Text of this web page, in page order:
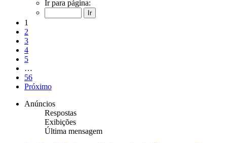
Ir para página:
1
2
3
4
5
…
56
Próximo
Anúncios
Respostas
Exibições
Última mensagem